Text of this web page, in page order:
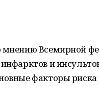
Всемирной
инфарктов и
факторы риска